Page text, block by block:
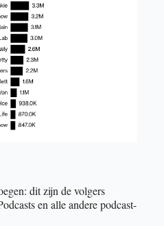
dit zijn de volgers
en alle andere podcast-